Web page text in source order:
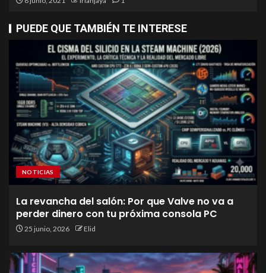
PUEDE QUE TAMBIÉN TE INTERESE
NOTICIAS
La revancha del salón: Por que Valve no va a
perder dinero con tu próxima consola PC
25 junio, 2026 Elid